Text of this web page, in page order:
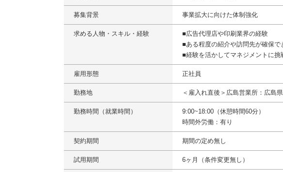
募集背景 事業拡大に向けた体制強化
求める人物・スキル・経験
■広告代理店や印刷業界の経験
■ある程度の紹介や訪問先が確保で
■経験を活かしてマネジメントに挑
雇用形態 正社員
勤務地 ＜雇入れ直後＞広島営業所：広島
勤務時間（就業時間）
9:00~18:00（休憩時間60分）
時間外労働：有り
契約期間 期間の定め無し
試用期間 6ヶ月（条件変更無し）